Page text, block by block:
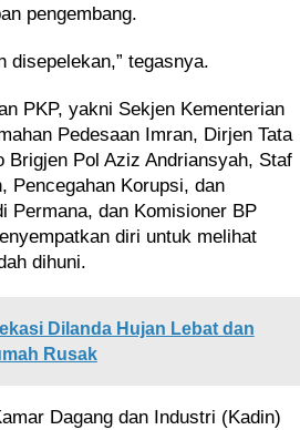
pengembang.
disepelekan,” tegasnya.
PKP, yakni Sekjen Kementerian
Pedesaan Imran, Dirjen Tata
Brigjen Pol Aziz Andriansyah, Staf
Pencegahan Korupsi, dan
Permana, dan Komisioner BP
diri untuk melihat
dihuni.
Dilanda Hujan Lebat dan
Rusak
Dagang dan Industri (Kadin)